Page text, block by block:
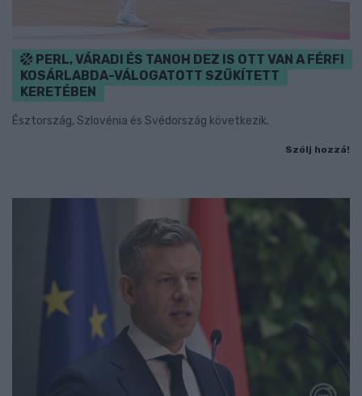
PERL, VÁRADI ÉS TANOH DEZ IS OTT VAN A FÉRFI
KOSÁRLABDA-VÁLOGATOTT SZŰKÍTETT
KERETÉBEN
Észtország, Szlovénia és Svédország következik.
Szólj hozzá!